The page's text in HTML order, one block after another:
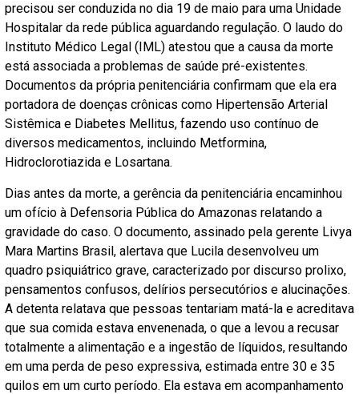
precisou ser conduzida no dia 19 de maio para uma Unidade
Hospitalar da rede pública aguardando regulação. O laudo do
Instituto Médico Legal (IML) atestou que a causa da morte
está associada a problemas de saúde pré-existentes.
Documentos da própria penitenciária confirmam que ela era
portadora de doenças crônicas como Hipertensão Arterial
Sistêmica e Diabetes Mellitus, fazendo uso contínuo de
diversos medicamentos, incluindo Metformina,
Hidroclorotiazida e Losartana.
Dias antes da morte, a gerência da penitenciária encaminhou
um ofício à Defensoria Pública do Amazonas relatando a
gravidade do caso. O documento, assinado pela gerente Livya
Mara Martins Brasil, alertava que Lucila desenvolveu um
quadro psiquiátrico grave, caracterizado por discurso prolixo,
pensamentos confusos, delírios persecutórios e alucinações.
A detenta relatava que pessoas tentariam matá-la e acreditava
que sua comida estava envenenada, o que a levou a recusar
totalmente a alimentação e a ingestão de líquidos, resultando
em uma perda de peso expressiva, estimada entre 30 e 35
quilos em um curto período. Ela estava em acompanhamento